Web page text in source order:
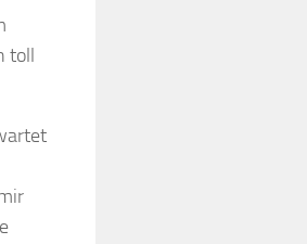
toll